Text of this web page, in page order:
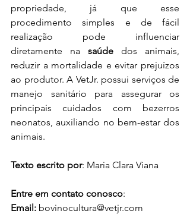
propriedade, já que esse
procedimento simples e de fácil
realização pode influenciar
diretamente na saúde dos animais,
reduzir a mortalidade e evitar prejuízos
ao produtor. A VetJr. possui serviços de
manejo sanitário para assegurar os
principais cuidados com bezerros
neonatos, auxiliando no bem-estar dos
animais.
Texto escrito por: Maria Clara Viana
Entre em contato conosco:
Email: bovinocultura@vetjr.com